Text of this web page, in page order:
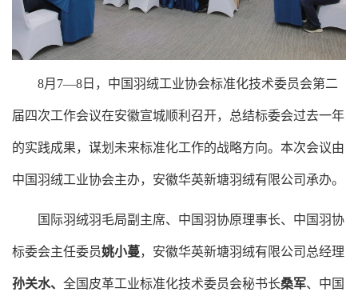
8月7—8日，中国羽绒工业协会标准化技术委员会第二
届四次工作会议在安徽宣城顺利召开，总结标委会过去一年
的实践成果，谋划未来标准化工作的战略方向。本次会议由
中国羽绒工业协会主办，安徽华英新塘羽绒有限公司承办。
国际羽绒羽毛局副主席、中国羽协原理事长、中国羽协
标委会主任委员姚小蔓，安徽华英新塘羽绒有限公司总经理
孙关水、 全国皮革工业标准化技术委员会秘书长桑军、中国